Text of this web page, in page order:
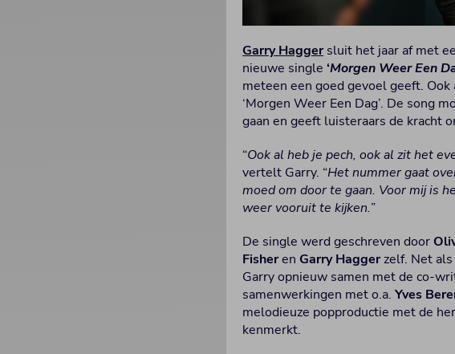
Garry Hagger sluit het jaar af met
nieuwe single‘Morgen Weer Een
meteen een goed gevoel geeft.
‘Morgen Weer Een Dag’. De song
gaan en geeft luisteraars de kracht
“Ook al heb je pech, ook al zit het
vertelt Garry. “Het nummer gaat
moed om door te gaan. Voor mij is
weer vooruit te kijken.”
De single werd geschreven door
Fisheren Garry Hagger zelf. Net
Garry opnieuw samen met de co-
samenwerkingen met o.a.Yves
melodieuze popproductie met de
kenmerkt.